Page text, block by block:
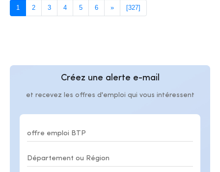
1 2 3 4 5 6 » [327]
Créez une alerte e-mail
et recevez les offres d'emploi qui vous intéressent